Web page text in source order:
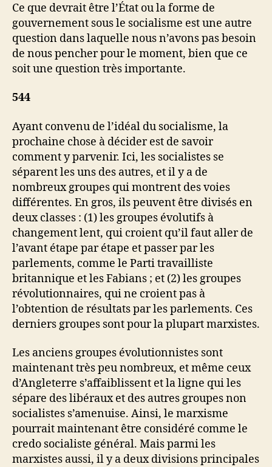
Ce que devrait être l’État ou la forme de
gouvernement sous le socialisme est une autre
question dans laquelle nous n’avons pas besoin
de nous pencher pour le moment, bien que ce
soit une question très importante.
544
Ayant convenu de l’idéal du socialisme, la
prochaine chose à décider est de savoir
comment y parvenir. Ici, les socialistes se
séparent les uns des autres, et il y a de
nombreux groupes qui montrent des voies
différentes. En gros, ils peuvent être divisés en
deux classes : (1) les groupes évolutifs à
changement lent, qui croient qu’il faut aller de
l’avant étape par étape et passer par les
parlements, comme le Parti travailliste
britannique et les Fabians ; et (2) les groupes
révolutionnaires, qui ne croient pas à
l’obtention de résultats par les parlements. Ces
derniers groupes sont pour la plupart marxistes.
Les anciens groupes évolutionnistes sont
maintenant très peu nombreux, et même ceux
d’Angleterre s’affaiblissent et la ligne qui les
sépare des libéraux et des autres groupes non
socialistes s’amenuise. Ainsi, le marxisme
pourrait maintenant être considéré comme le
credo socialiste général. Mais parmi les
marxistes aussi, il y a deux divisions principales